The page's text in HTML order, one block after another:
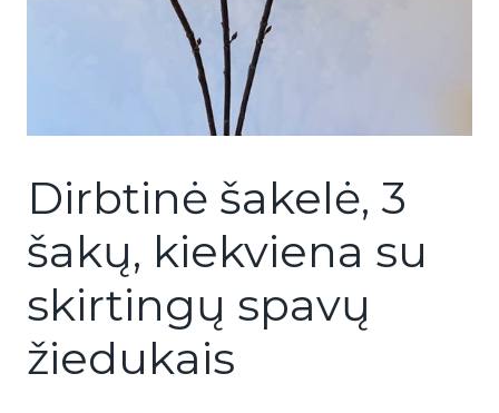
Dirbtinė šakelė, 3
šakų, kiekviena su
skirtingų spavų
žiedukais